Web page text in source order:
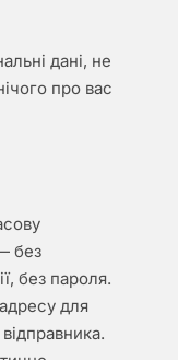
дані, не
про вас
без
без пароля.
для